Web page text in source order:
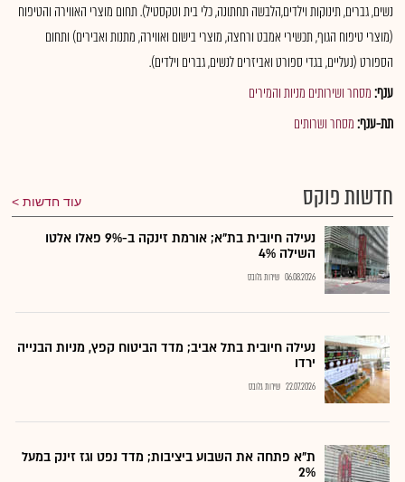
נשים, גברים, תינוקות וילדים,הלבשה תחתונה, כלי בית וטקסטיל). תחום מוצרי האווירה והטיפוח
(מוצרי טיפוח הגוף, תכשירי אמבט ורחצה, מוצרי בישום ואווירה, מתנות ואבירים) ותחום
הספורט (נעליים, בגדי ספורט ואביזרים לנשים, גברים וילדים).
ענף:מסחר ושירותים מניות והמירים
תת-ענף:מסחר ושרותים
חדשות פוקס עוד חדשות
נעילה חיובית בת"א; אורמת זינקה ב-9% פאלו אלטו
השילה 4%
06.08.2026 שירות גלובס
נעילה חיובית בתל אביב; מדד הביטוח קפץ, מניות הבנייה
ירדו
22.07.2026 שירות גלובס
ת"א פתחה את השבוע ביציבות; מדד נפט וגז זינק במעל
2%